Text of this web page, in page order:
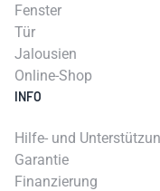
Fenster
Tür
Jalousien
Online-Shop
INFO
Hilfe- und
Garantie
Finanzierung